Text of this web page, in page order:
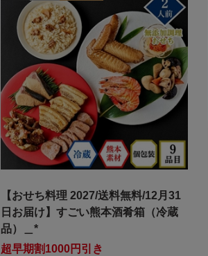
【おせち料理 2027/送料無料/12月31
日お届け】すごい熊本酒肴箱（冷蔵
品）＿*
超早期割1000円引き